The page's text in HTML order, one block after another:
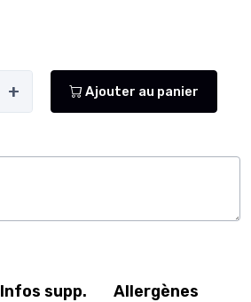
+ Ajouter au panier
Infos supp. Allergènes